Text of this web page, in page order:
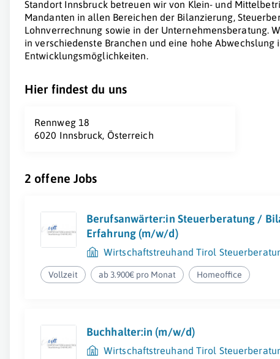
Standort Innsbruck betreuen wir von Klein- und
Mandanten in allen Bereichen der Bilanzierung,
Lohnverrechnung sowie in der Unternehmensberatung.
in verschiedenste Branchen und eine hohe
Entwicklungsmöglichkeiten.
Hier findest du uns
Rennweg 18
6020 Innsbruck, Österreich
2 offene Jobs
Berufsanwärter:in Steuerberatung /
Erfahrung (m/w/d)
Wirtschaftstreuhand Tirol
Vollzeit ab 3.900€ pro Monat Homeoffice
Buchhalter:in (m/w/d)
Wirtschaftstreuhand Tirol